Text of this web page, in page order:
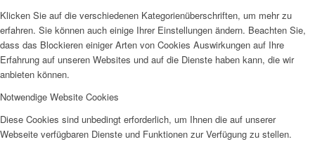
Klicken Sie auf die verschiedenen Kategorienüberschriften, um mehr zu
erfahren. Sie können auch einige Ihrer Einstellungen ändern. Beachten Sie,
dass das Blockieren einiger Arten von Cookies Auswirkungen auf Ihre
Erfahrung auf unseren Websites und auf die Dienste haben kann, die wir
anbieten können.
Notwendige Website Cookies
Diese Cookies sind unbedingt erforderlich, um Ihnen die auf unserer
Webseite verfügbaren Dienste und Funktionen zur Verfügung zu stellen.